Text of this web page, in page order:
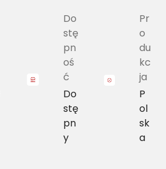
Do
stę
pn
oś
ć
Do
stę
pn
y
Pr
o
du
kc
ja
P
ol
sk
a